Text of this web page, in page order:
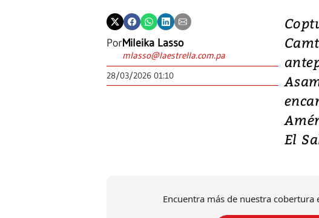
PorMileika Lasso
mlasso@laestrella.com.pa
28/03/2026 01:10
El
Encuentra más de nuestra